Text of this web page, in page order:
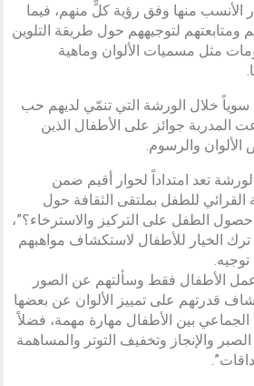
الأنسب منها وفق رؤية كلٍّ منهم، فيما
لتوجيههم حول طريقة التلوين
مثل مسميات الألوان وماهية
سوياً خلال الورشة التي تنمّي لديهم حب
المدربة جوائز على الأطفال الذين
الألوان والرسوم.
تعد امتداداً لحوار أقيم ضمن
للطفل بملتقى الثقافة حول
الطفل على التركيز والاسترخاء؟”،
الخيار للأطفال لاستكشاف مواهبهم
توجيه.
الأطفال فقط وسألتهم عن الصور
قدرتهم على تمييز الألوان عن بعضها
بين الأطفال مهارة مهمة، فضلاً
والإنجاز وتخفيف التوتر والمساهمة